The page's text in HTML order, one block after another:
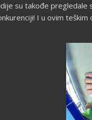
su takođe pregledale
I u ovim